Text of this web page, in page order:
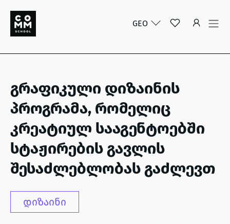
GEO
გრაფიკული დიზაინის
პროგრამა, რომელიც
კრეატიულ სააგენტოებში
სტაჟირების გავლის
შესაძლებლობას გაძლევთ
დიზაინი